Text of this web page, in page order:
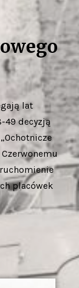
lat
49 decyzją
placówek